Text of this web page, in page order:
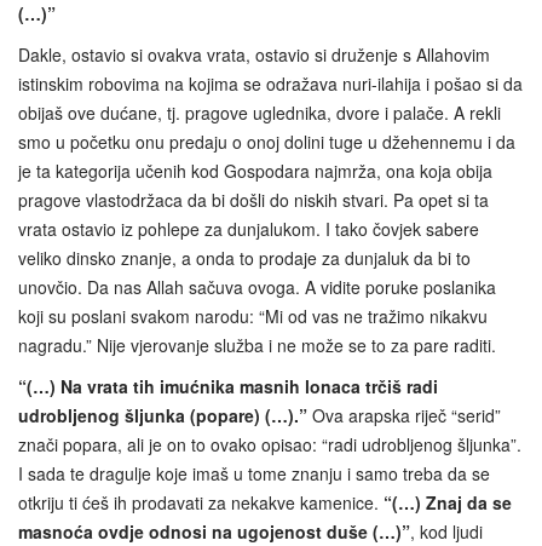
(…)”
Dakle, ostavio si ovakva vrata, ostavio si druženje s Allahovim
istinskim robovima na kojima se odražava nuri-ilahija i pošao si da
obijaš ove dućane, tj. pragove uglednika, dvore i palače. A rekli
smo u početku onu predaju o onoj dolini tuge u džehennemu i da
je ta kategorija učenih kod Gospodara najmrža, ona koja obija
pragove vlastodržaca da bi došli do niskih stvari. Pa opet si ta
vrata ostavio iz pohlepe za dunjalukom. I tako čovjek sabere
veliko dinsko znanje, a onda to prodaje za dunjaluk da bi to
unovčio. Da nas Allah sačuva ovoga. A vidite poruke poslanika
koji su poslani svakom narodu: “Mi od vas ne tražimo nikakvu
nagradu.” Nije vjerovanje služba i ne može se to za pare raditi.
“(…) Na vrata tih imućnika masnih lonaca trčiš radi
udrobljenog šljunka (popare) (…).” Ova arapska riječ “serid”
znači popara, ali je on to ovako opisao: “radi udrobljenog šljunka”.
I sada te dragulje koje imaš u tome znanju i samo treba da se
otkriju ti ćeš ih prodavati za nekakve kamenice. “(…) Znaj da se
masnoća ovdje odnosi na ugojenost duše (…)”, kod ljudi